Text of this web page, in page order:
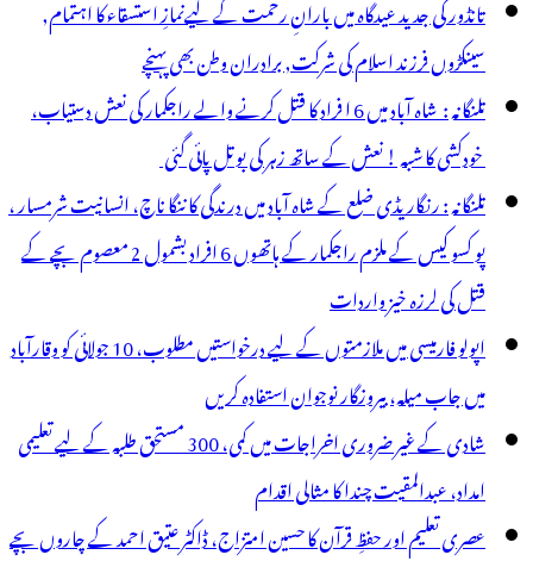
تانڈور کی جدید عیدگاہ میں بارانِ رحمت کے لیےنمازِ استسقاء کا اہتمام,
سینکڑوں فرزند اسلام کی شرکت, برادران وطن بھی پہنچے
تلنگانہ : شاہ آباد میں 6 ا فراد کا قتل کرنے والے راجکمار کی نعش دستیاب،
خودکشی کا شبہ ! نعش کے ساتھ زہر کی بوتل پائی گئی
تلنگانہ : رنگاریڈی ضلع کے شاہ آباد میں درندگی کا ننگا ناچ، انسانیت شرمسار ،
پو کسو کیس کے ملزم راجکمار کے ہاتھوں 6 افراد بشمول 2 معصوم بچے کے
قتل کی لرزہ خیز واردات
اپولو فارمیسی میں ملازمتوں کے لیے درخواستیں مطلوب، 10 جولائی کو وقارآباد
میں جاب میلہ، بیروزگار نوجوان استفادہ کریں
شادی کے غیر ضروری اخراجات میں کمی، 300 مستحق طلبہ کے لیے تعلیمی
امداد، عبدالمقیت چندا کا مثالی اقدام
عصری تعلیم اور حفظِ قرآن کا حسین امتزاج، ڈاکٹر عتیق احمد کے چاروں بچے